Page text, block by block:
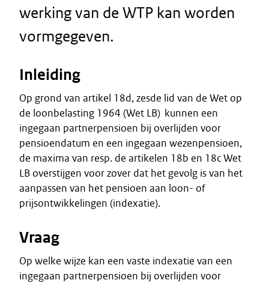
werking van de WTP kan worden
vormgegeven.
Inleiding
Op grond van artikel 18d, zesde lid van de Wet op
de loonbelasting 1964 (Wet LB) kunnen een
ingegaan partnerpensioen bij overlijden voor
pensioendatum en een ingegaan wezenpensioen,
de maxima van resp. de artikelen 18b en 18c Wet
LB overstijgen voor zover dat het gevolg is van het
aanpassen van het pensioen aan loon- of
prijsontwikkelingen (indexatie).
Vraag
Op welke wijze kan een vaste indexatie van een
ingegaan partnerpensioen bij overlijden voor